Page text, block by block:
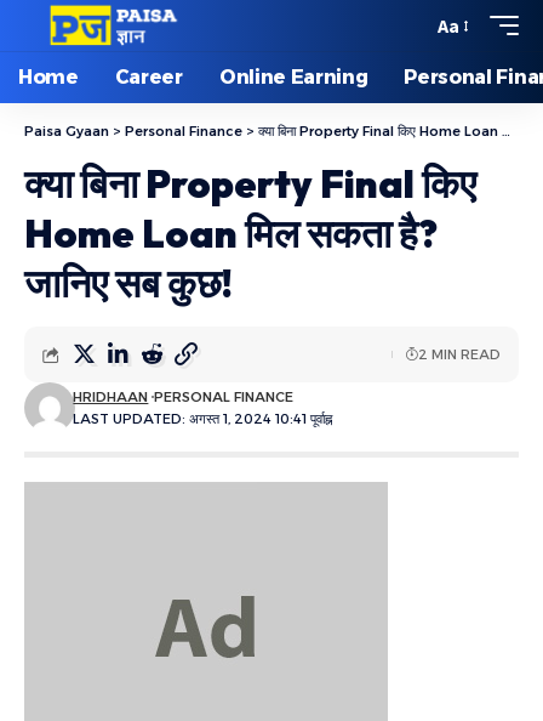
Aa
Home Career Online Earning Personal
Paisa Gyaan > Personal Finance > क्या बिना Property Final किए Home Loan मिल सकता है? जानिए सब कुछ!
क्या बिना Property Final किए
Home Loan मिल सकता है?
जानिए सब कुछ!
LAST UPDATED: अगस्त 1, 2024 10:41 पूर्वाह्न
HRIDHAAN PERSONAL FINANCE
2 MIN READ